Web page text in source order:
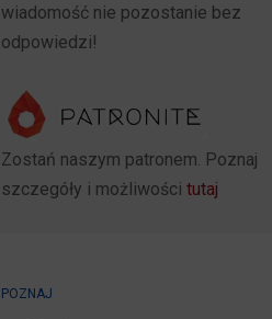
wiadomość nie pozostanie bez
odpowiedzi!
Zostań naszym patronem. Poznaj
szczegóły i możliwości tutaj
POZNAJ